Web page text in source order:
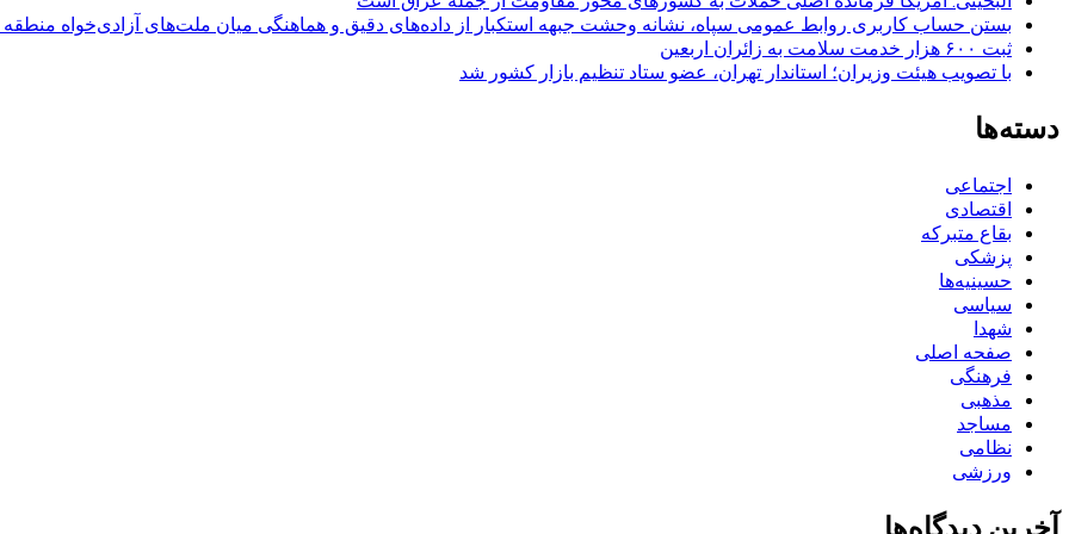
بستن حساب کاربری روابط عمومی سپاه، نشانه‌ وحشت جبهه استکبار از داده‌های دقیق و هماهنگی میان ملت‌های آزادی‌خواه
ثبت ۶۰۰ هزار خدمت سلامت به زائران اربعین
با تصویب هیئت وزیران؛ استاندار تهران، عضو ستاد تنظیم بازار کشور شد
دسته‌ها
اجتماعی
اقتصادی
بقاع متبرکه
پزشکی
حسینیه‌ها
سیاسی
شهدا
صفحه اصلی
فرهنگی
مذهبی
مساجد
نظامی
ورزشی